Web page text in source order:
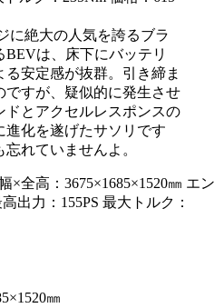
に絶大の人気を誇るブラ
BEVは、床下にバッテリ
安定感が抜群。引き締ま
ですが、疑似的に発生させ
ドとアクセルレスポンスの
進化を遂げたサソリです
れていませんよ。
㎜